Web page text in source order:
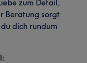
zum Detail,
Beratung sorgt
dich rundum